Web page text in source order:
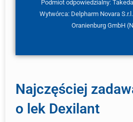
Podmiot odpowiedzialny:
Wytwórca: Delpharm Novara
Oranienburg GmbH
Najczęściej
o lek Dexilant